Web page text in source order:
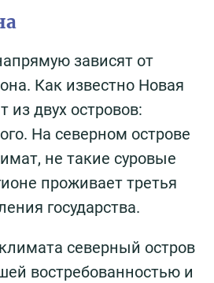
зависят от
Как известно Новая
из двух островов:
На северном острове
не такие суровые
проживает третья
государства.
северный остров
востребованностью и